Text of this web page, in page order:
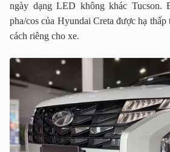
ngày dạng LED không khác Tucson.
pha/cos của Hyundai Creta được hạ
cách riêng cho xe.